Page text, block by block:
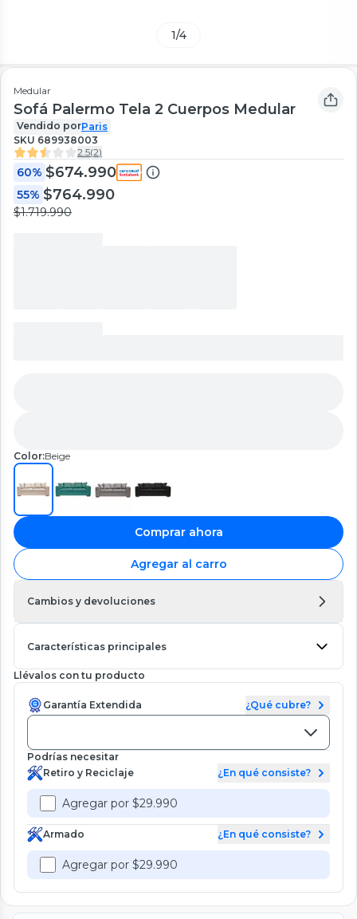
1/4
Medular
Sofá Palermo Tela 2 Cuerpos Medular
Vendido porParis
SKU 689938003
2.5(2)
60% $674.990
55% $764.990
$1.719.990
Color:Beige
Comprar ahora
Agregar al carro
Cambios y devoluciones
Características principales
Llévalos con tu producto
Garantía Extendida ¿Qué cubre?
Podrías necesitar
Retiro y Reciclaje
¿En qué consiste?
Agregar por $29.990
Armado ¿En qué consiste?
Agregar por $29.990